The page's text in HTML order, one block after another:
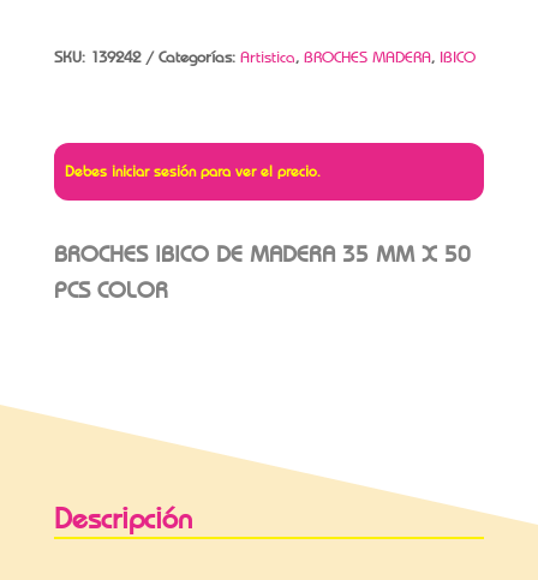
SKU: 139242 Categorías: Artistica, BROCHES MADERA, IBICO
Debes iniciar sesión para ver el precio.
BROCHES IBICO DE MADERA 35 MM X 50
PCS COLOR
Descripción